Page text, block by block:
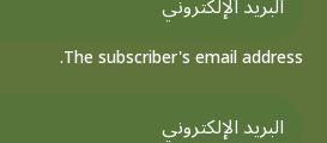
The subscriber's email address.